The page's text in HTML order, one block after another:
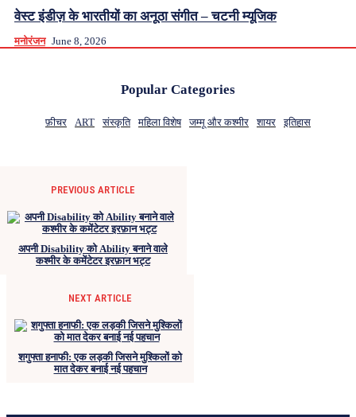
वेस्ट इंडीज़ के भारतीयों का अनूठा संगीत – चटनी म्यूजिक
मनोरंजन June 8, 2026
Popular Categories
फ़ीचर ART संस्कृति महिला विशेष जम्मू और कश्मीर शायर इतिहास
PREVIOUS ARTICLE
अपनी Disability को Ability बनाने वाले
कश्मीर के कमेंटेटर इरफ़ान भट्ट
NEXT ARTICLE
शगुफ्ता हनाफी: एक लड़की जिसने मुश्किलों को
मात देकर बनाई नई पहचान